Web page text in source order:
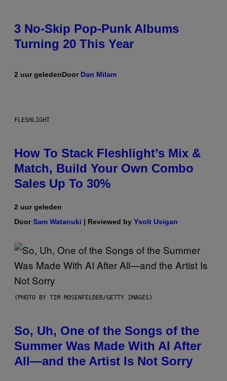
3 No-Skip Pop-Punk Albums
Turning 20 This Year
2 uur geledenDoor Dan Milam
FLESHLIGHT
How To Stack Fleshlight’s Mix &
Match, Build Your Own Combo
Sales Up To 30%
2 uur geleden
DoorSam Watanuki | Reviewed by Ysolt Usigan
(PHOTO BY TIM MOSENFELDER/GETTY IMAGES)
So, Uh, One of the Songs of the
Summer Was Made With AI After
All—and the Artist Is Not Sorry